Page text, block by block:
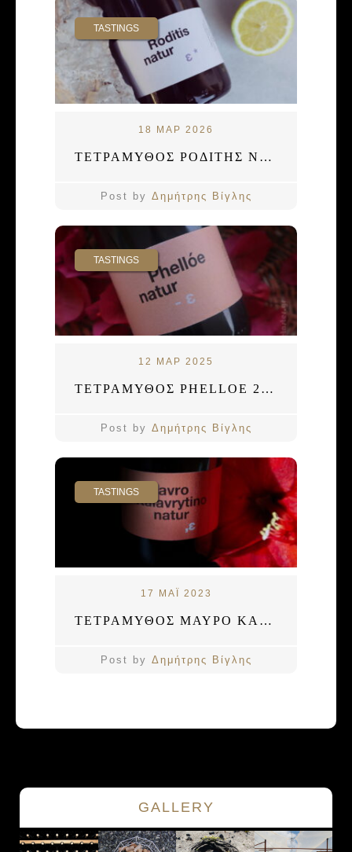
TASTINGS
18 ΜΑΡ 2026
ΤΕΤΡΑΜΥΘΟΣ ΡΟΔΙΤΗΣ NATURE 2024
Post by Δημήτρης Βίγλης
TASTINGS
12 ΜΑΡ 2025
ΤΕΤΡΑΜΥΘΟΣ PHELLOE 2021
Post by Δημήτρης Βίγλης
TASTINGS
17 ΜΑΪ 2023
ΤΕΤΡΑΜΥΘΟΣ ΜΑΥΡΟ ΚΑΛΑΒΡΥΤΙΝΟ NATURE 2022
Post by Δημήτρης Βίγλης
GALLERY